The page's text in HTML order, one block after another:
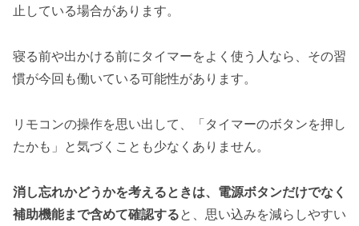
止している場合があります。
寝る前や出かける前にタイマーをよく使う人なら、その習
慣が今回も働いている可能性があります。
リモコンの操作を思い出して、「タイマーのボタンを押し
たかも」と気づくことも少なくありません。
消し忘れかどうかを考えるときは、電源ボタンだけでなく
補助機能まで含めて確認すると、思い込みを減らしやすい